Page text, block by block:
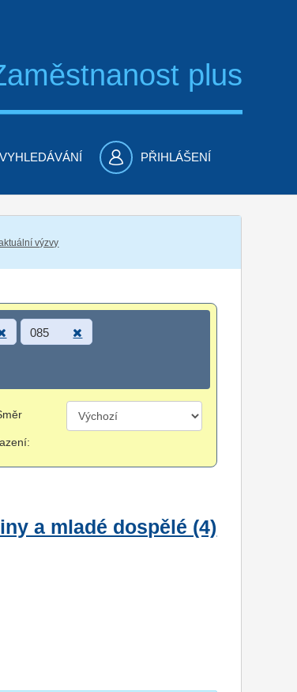
plus
VYHLEDÁVÁNÍ PŘIHLÁŠENÍ
výzvy
085
a mladé dospělé (4)